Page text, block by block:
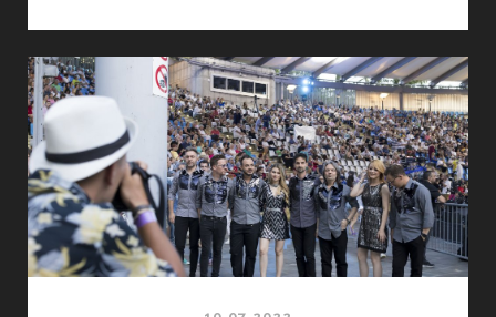
TO?